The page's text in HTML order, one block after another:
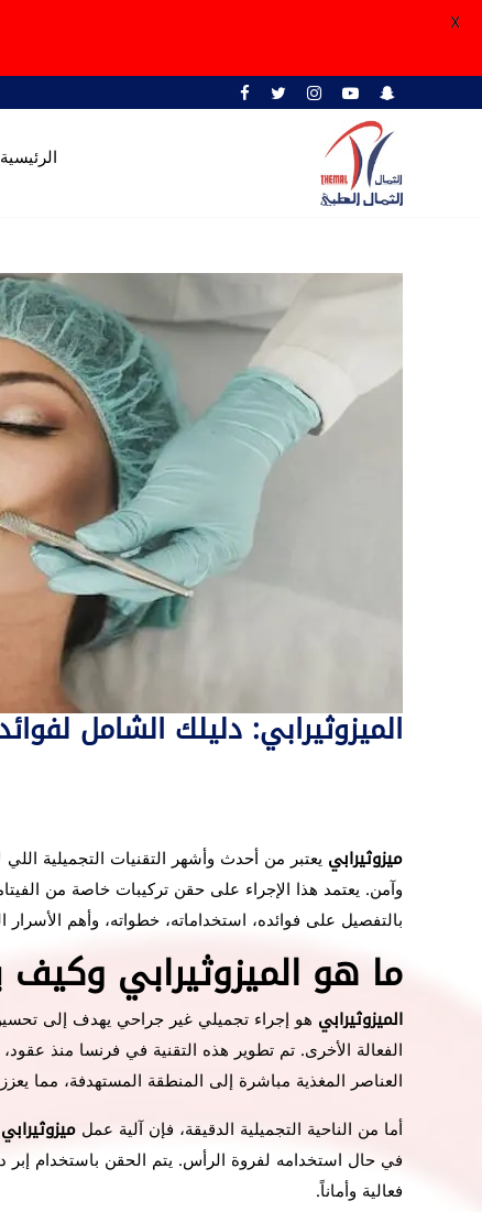
الرئيسية
الميزوثيرابي: دليلك الشامل
ميزوثيرابي يعتبر من أحدث وأشهر التقنيات التجميلية
وآمن. يعتمد هذا الإجراء على حقن تركيبات خاصة من
بالتفصيل على فوائده، استخداماته، خطواته، وأهم
ما هو الميزوثيرابي
الميزوثيرابي هو إجراء تجميلي غير جراحي يهدف إلى
الفعالة الأخرى. تم تطوير هذه التقنية في فرنسا منذ
العناصر المغذية مباشرة إلى المنطقة المستهدفة، مما
أما من الناحية التجميلية الدقيقة، فإن آلية عمل ميزوثيرابي
في حال استخدامه لفروة الرأس. يتم الحقن باستخدام إبر
فعالية وأماناً.
X